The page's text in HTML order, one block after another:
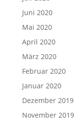
Juni 2020
Mai 2020
April 2020
März 2020
Februar 2020
Januar 2020
Dezember 2019
November 2019